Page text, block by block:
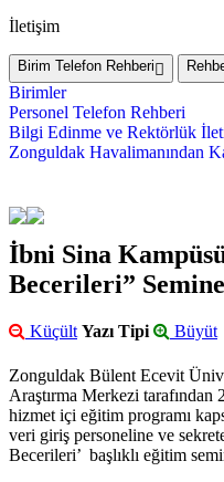
İletişim
Birim Telefon Rehberi
Birimler
Personel Telefon Rehberi
Bilgi Edinme ve Rektörlük
Zonguldak Havalimanından
İbni Sina
Becerileri”
Küçült Yazı Tipi Büyüt
Zonguldak Bülent Ecevit
Araştırma Merkezi tarafından
hizmet içi eğitim programı
veri giriş personeline ve
Becerileri’ başlıklı eğitim